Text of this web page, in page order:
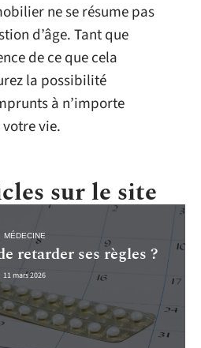
ne se résume pas
d’âge. Tant que
de ce que cela
la possibilité
à n’importe
vie.
sur le site
MÉDECINE
retarder ses règles ?
11 mars 2026